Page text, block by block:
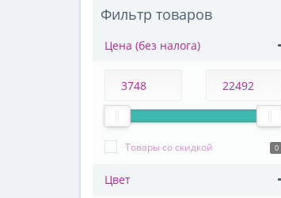
Фильтр товаров
Цена (без налога)
Товары со скидкой 0
Цвет